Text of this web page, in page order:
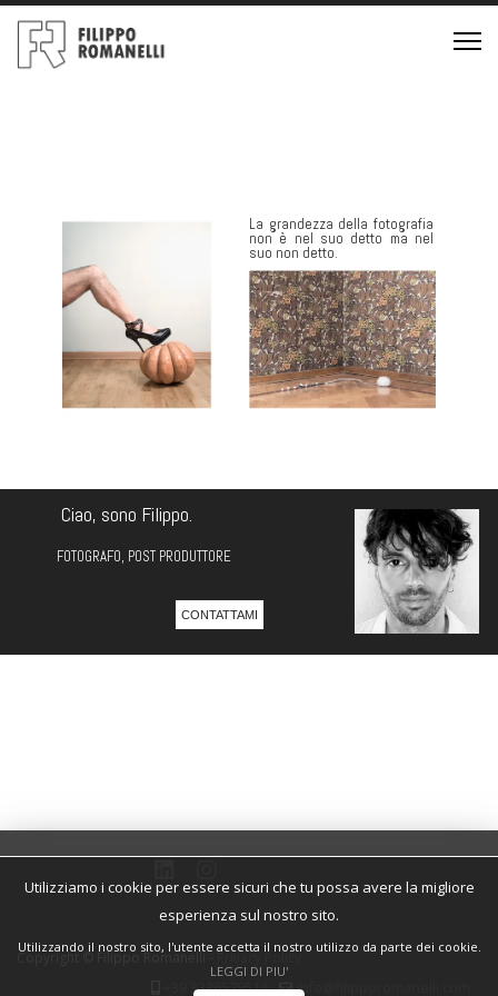
La grandezza della fotografia
non è nel suo detto ma nel
suo non detto.
Ciao, sono Filippo.
FOTOGRAFO, POST PRODUTTORE
CONTATTAMI
Copyright © Filippo Romanelli - Privacy Policy
Utilizziamo i cookie per essere sicuri che tu possa avere la migliore
esperienza sul nostro sito.
Utilizzando il nostro sito, l'utente accetta il nostro utilizzo da parte dei cookie.
LEGGI DI PIU'
+39 3336579514 info@filipporomanelli.com